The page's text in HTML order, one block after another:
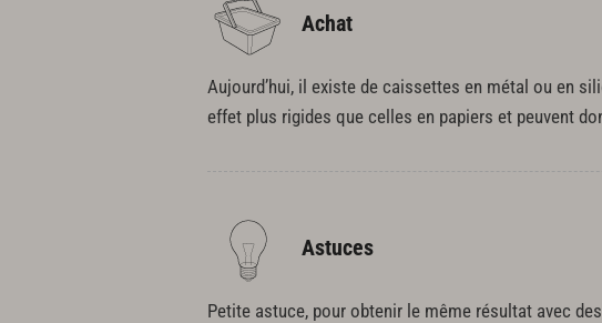
Achat
Aujourd’hui, il existe de caissettes en métal ou en
effet plus rigides que celles en papiers et peuvent
Astuces
Petite astuce, pour obtenir le même résultat avec